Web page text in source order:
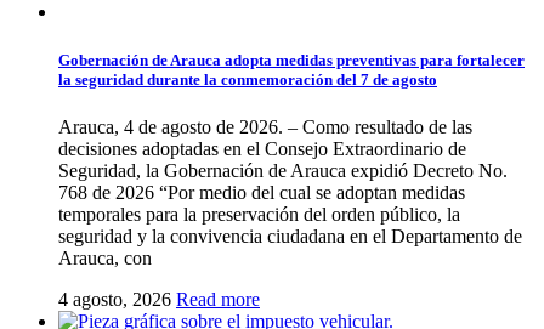
Gobernación de Arauca adopta medidas preventivas para fortalecer
la seguridad durante la conmemoración del 7 de agosto
Arauca, 4 de agosto de 2026. – Como resultado de las
decisiones adoptadas en el Consejo Extraordinario de
Seguridad, la Gobernación de Arauca expidió Decreto No.
768 de 2026 “Por medio del cual se adoptan medidas
temporales para la preservación del orden público, la
seguridad y la convivencia ciudadana en el Departamento de
Arauca, con
4 agosto, 2026 Read more